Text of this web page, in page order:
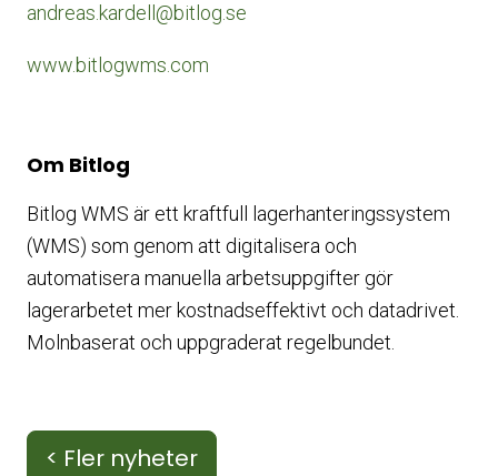
andreas.kardell@bitlog.se
www.bitlogwms.com
Om Bitlog
Bitlog WMS är ett kraftfull lagerhanteringssystem
(WMS) som genom att digitalisera och
automatisera manuella arbetsuppgifter gör
lagerarbetet mer kostnadseffektivt och datadrivet.
Molnbaserat och uppgraderat regelbundet.
< Fler nyheter